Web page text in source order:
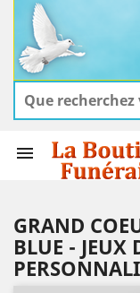

GRAND
BLUE - JEUX